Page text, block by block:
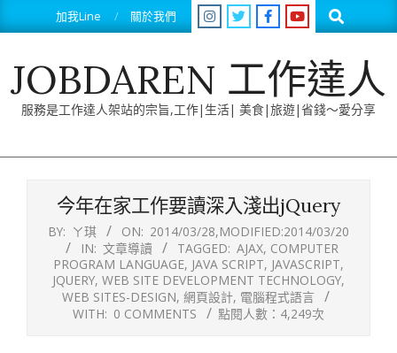
to
加我Line 關於我們 Search
JOBDAREN 工作達人
服務是工作達人架站的宗旨,工作|生活| 美食|旅遊|省錢～愛分享
今年在家工作要讀深入淺出jQuery
BY: ㄚ琪 ON: 2014/03/28,MODIFIED:2014/03/20
IN: 文章導讀 TAGGED: AJAX, COMPUTER
PROGRAM LANGUAGE, JAVA SCRIPT, JAVASCRIPT,
JQUERY, WEB SITE DEVELOPMENT TECHNOLOGY,
WEB SITES-DESIGN, 網頁設計, 電腦程式語言
WITH: 0 COMMENTS 點閱人數：4,249次